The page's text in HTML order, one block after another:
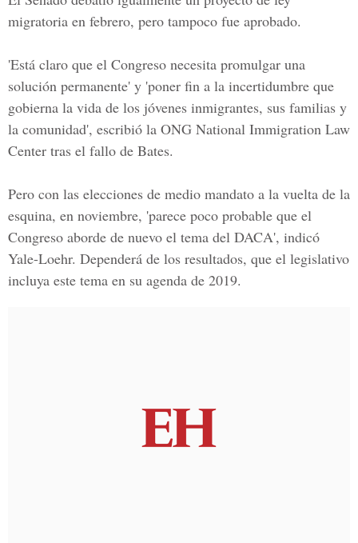
migratoria en febrero, pero tampoco fue aprobado.
'Está claro que el Congreso necesita promulgar una
solución permanente' y 'poner fin a la incertidumbre que
gobierna la vida de los jóvenes inmigrantes, sus familias y
la comunidad', escribió la ONG National Immigration Law
Center tras el fallo de Bates.
Pero con las elecciones de medio mandato a la vuelta de la
esquina, en noviembre, 'parece poco probable que el
Congreso aborde de nuevo el tema del DACA', indicó
Yale-Loehr. Dependerá de los resultados, que el legislativo
incluya este tema en su agenda de 2019.